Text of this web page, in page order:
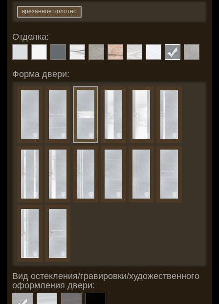
врезанное полотно
Отделка:
Форма двери:
Вид остекления/гравировки/художественного
оформления двери: